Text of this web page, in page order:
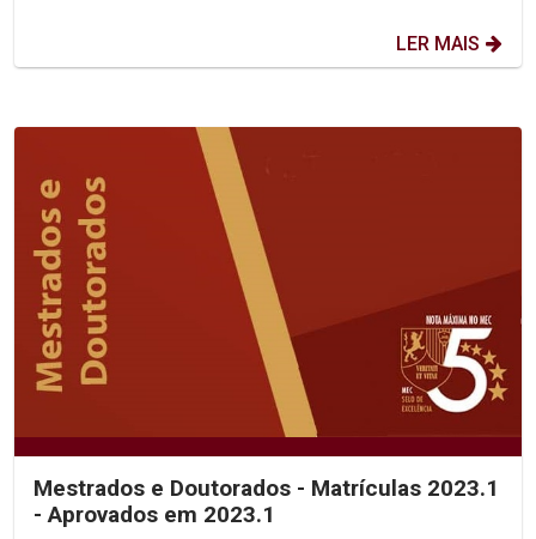
LER MAIS
Mestrados e Doutorados - Matrículas 2023.1
- Aprovados em 2023.1